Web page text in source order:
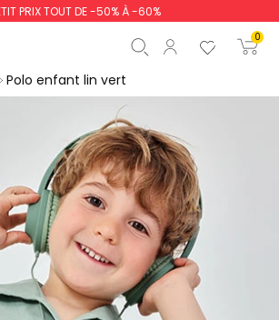
PRIX TOUT DE -50% À -60%
0
Commencer la
Polo enfant lin vert